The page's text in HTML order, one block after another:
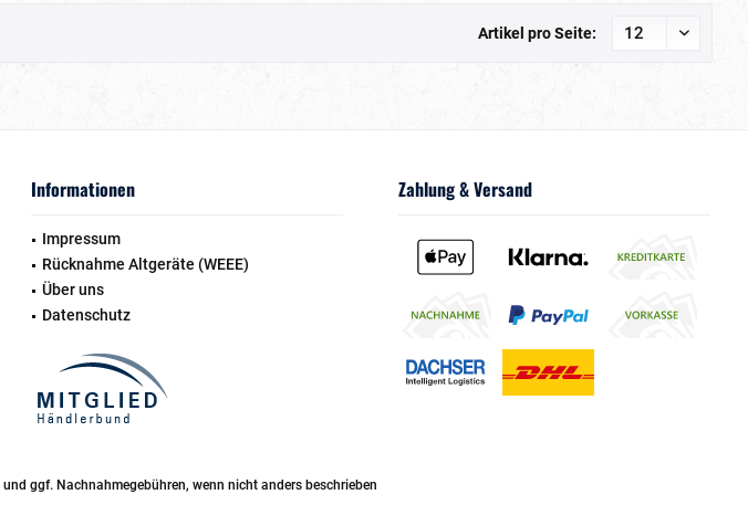
Artikel pro Seite:
Informationen
Impressum
Rücknahme Altgeräte (WEEE)
Über uns
Datenschutz
Zahlung & Versand
und ggf. Nachnahmegebühren, wenn nicht anders beschrieben